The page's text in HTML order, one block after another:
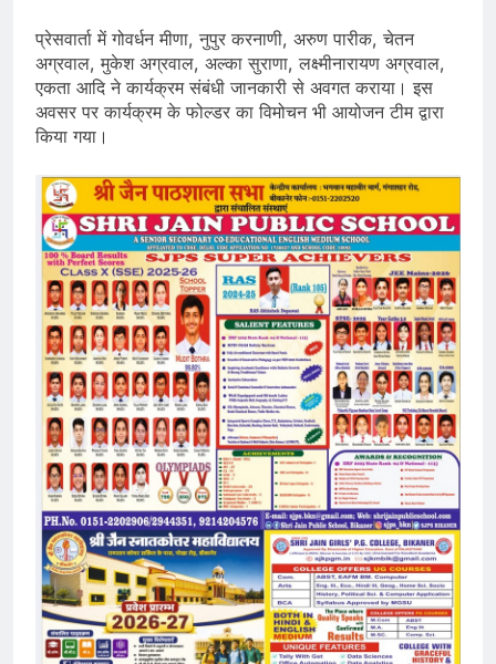
प्रेसवार्ता में गोवर्धन मीणा, नुपुर करनाणी, अरुण पारीक, चेतन
अग्रवाल, मुकेश अग्रवाल, अल्का सुराणा, लक्ष्मीनारायण अग्रवाल,
एकता आदि ने कार्यक्रम संबंधी जानकारी से अवगत कराया। इस
अवसर पर कार्यक्रम के फोल्डर का विमोचन भी आयोजन टीम द्वारा
किया गया।